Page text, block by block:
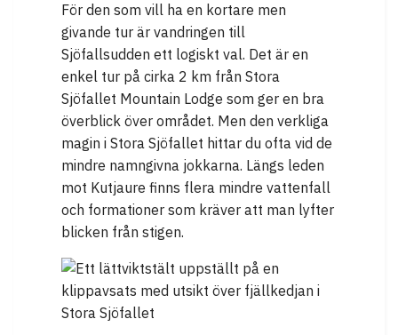
För den som vill ha en kortare men
givande tur är vandringen till
Sjöfallsudden ett logiskt val. Det är en
enkel tur på cirka 2 km från Stora
Sjöfallet Mountain Lodge som ger en bra
överblick över området. Men den verkliga
magin i Stora Sjöfallet hittar du ofta vid de
mindre namngivna jokkarna. Längs leden
mot Kutjaure finns flera mindre vattenfall
och formationer som kräver att man lyfter
blicken från stigen.